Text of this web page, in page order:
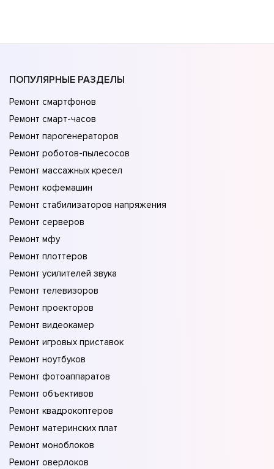
ПОПУЛЯРНЫЕ РАЗДЕЛЫ
Ремонт смартфонов
Ремонт смарт-часов
Ремонт парогенераторов
Ремонт роботов-пылесосов
Ремонт массажных кресел
Ремонт кофемашин
Ремонт стабилизаторов напряжения
Ремонт серверов
Ремонт мфу
Ремонт плоттеров
Ремонт усилителей звука
Ремонт телевизоров
Ремонт проекторов
Ремонт видеокамер
Ремонт игровых приставок
Ремонт ноутбуков
Ремонт фотоаппаратов
Ремонт объективов
Ремонт квадрокоптеров
Ремонт материнских плат
Ремонт моноблоков
Ремонт оверлоков